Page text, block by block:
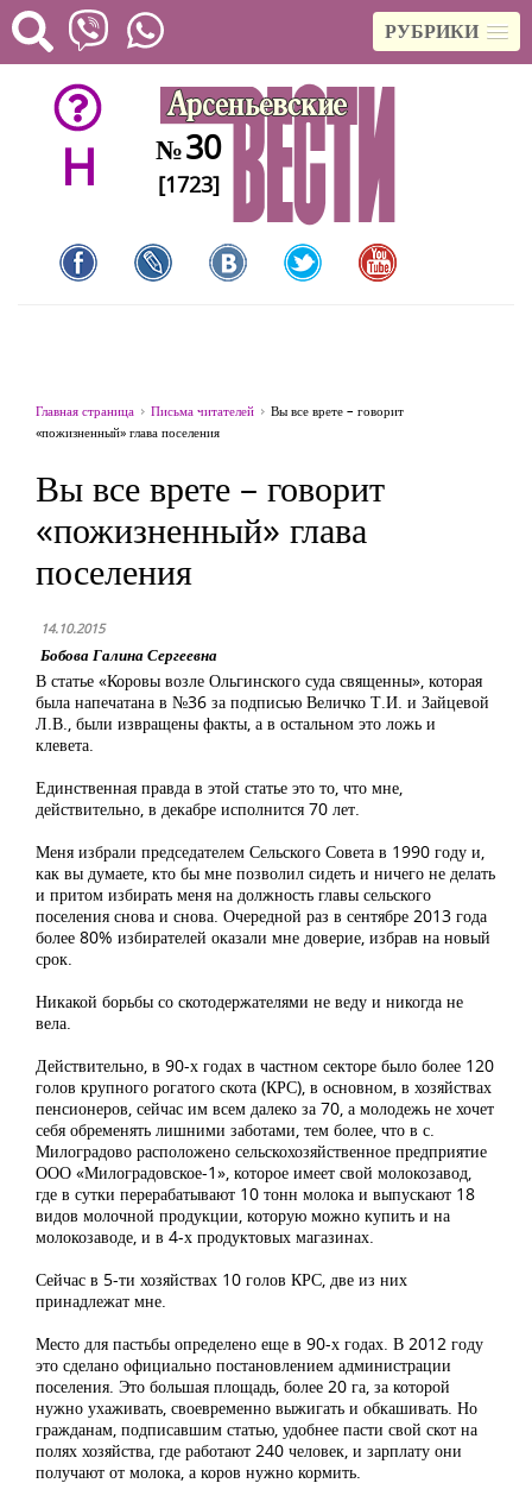
РУБРИКИ
H №30
[1723]
Главная страница Письма читателей
Вы все врете – говорит
«пожизненный» глава поселения
Вы все врете – говорит
«пожизненный» глава
поселения
14.10.2015
Бобова Галина Сергеевна
В статье «Коровы возле Ольгинского суда священны», которая
была напечатана в №36 за подписью Величко Т.И. и Зайцевой
Л.В., были извращены факты, а в остальном это ложь и
клевета.
Единственная правда в этой статье это то, что мне,
действительно, в декабре исполнится 70 лет.
Меня избрали председателем Сельского Совета в 1990 году и,
как вы думаете, кто бы мне позволил сидеть и ничего не делать
и притом избирать меня на должность главы сельского
поселения снова и снова. Очередной раз в сентябре 2013 года
более 80% избирателей оказали мне доверие, избрав на новый
срок.
Никакой борьбы со скотодержателями не веду и никогда не
вела.
Действительно, в 90-х годах в частном секторе было более 120
голов крупного рогатого скота (КРС), в основном, в хозяйствах
пенсионеров, сейчас им всем далеко за 70, а молодежь не хочет
себя обременять лишними заботами, тем более, что в с.
Милоградово расположено сельскохозяйственное предприятие
ООО «Милоградовское-1», которое имеет свой молокозавод,
где в сутки перерабатывают 10 тонн молока и выпускают 18
видов молочной продукции, которую можно купить и на
молокозаводе, и в 4-х продуктовых магазинах.
Сейчас в 5-ти хозяйствах 10 голов КРС, две из них
принадлежат мне.
Место для пастьбы определено еще в 90-х годах. В 2012 году
это сделано официально постановлением администрации
поселения. Это большая площадь, более 20 га, за которой
нужно ухаживать, своевременно выжигать и обкашивать. Но
гражданам, подписавшим статью, удобнее пасти свой скот на
полях хозяйства, где работают 240 человек, и зарплату они
получают от молока, а коров нужно кормить.